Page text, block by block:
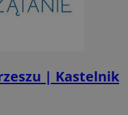
| Kastelnik
YouTube